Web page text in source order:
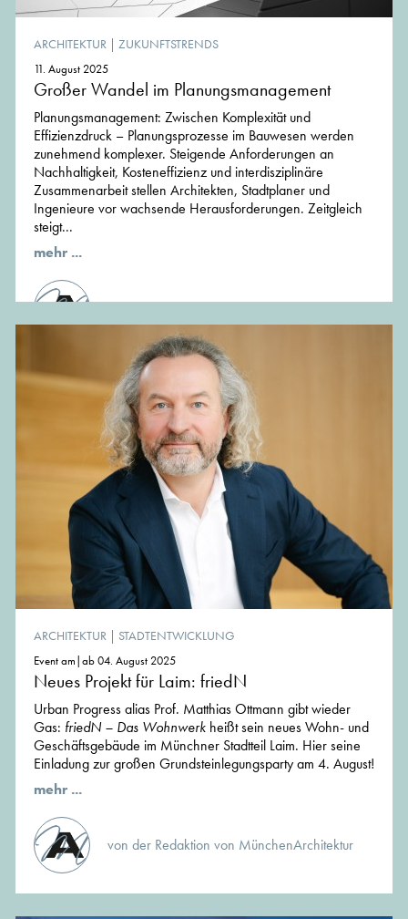
ARCHITEKTUR | ZUKUNFTSTRENDS
11. August 2025
Großer Wandel im Planungsmanagement
Planungsmanagement: Zwischen Komplexität und
Effizienzdruck – Planungsprozesse im Bauwesen werden
zunehmend komplexer. Steigende Anforderungen an
Nachhaltigkeit, Kosteneffizienz und interdisziplinäre
Zusammenarbeit stellen Architekten, Stadtplaner und
Ingenieure vor wachsende Herausforderungen. Zeitgleich
steigt...
mehr ...
von der Redaktion von MünchenArchitektur
ARCHITEKTUR | STADTENTWICKLUNG
Event am|ab 04. August 2025
Neues Projekt für Laim: friedN
Urban Progress alias Prof. Matthias Ottmann gibt wieder
Gas: friedN – Das Wohnwerk heißt sein neues Wohn- und
Geschäftsgebäude im Münchner Stadtteil Laim. Hier seine
Einladung zur großen Grundsteinlegungsparty am 4. August!
mehr ...
von der Redaktion von MünchenArchitektur